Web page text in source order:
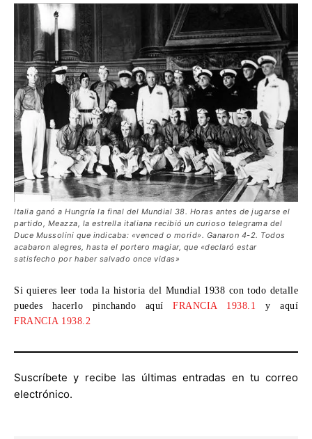
Italia ganó a Hungría la final del Mundial 38. Horas antes de jugarse el
partido, Meazza, la estrella italiana recibió un curioso telegrama del
Duce Mussolini que indicaba: «venced o morid». Ganaron 4-2. Todos
acabaron alegres, hasta el portero magiar, que «declaró estar
satisfecho por haber salvado once vidas»
Si quieres leer toda la historia del Mundial 1938 con todo detalle
puedes hacerlo pinchando aquíFRANCIA 1938.1
y aquí
FRANCIA 1938.2
Suscríbete y recibe las últimas entradas en tu correo
electrónico.